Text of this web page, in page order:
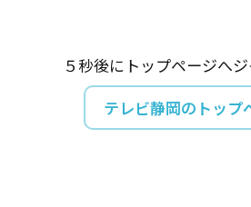
５秒後にトップページへジ
テレビ静岡のトップ